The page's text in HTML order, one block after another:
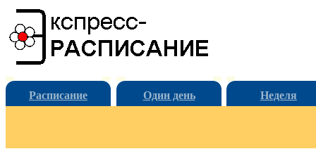
Расписание Один день Неделя